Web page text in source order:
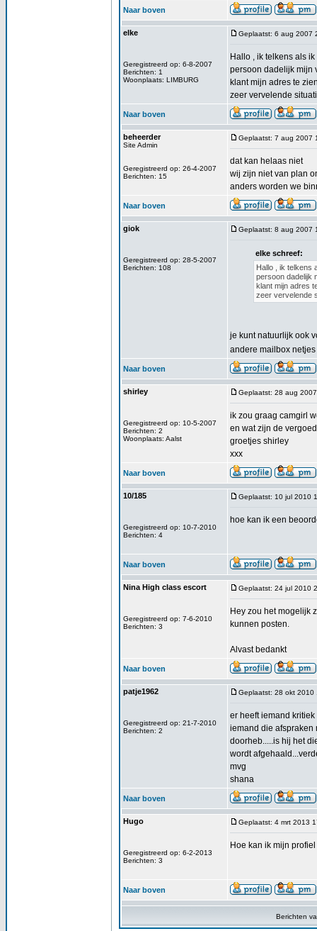
Naar boven
elke
Geregistreerd op: 6-8-2007
Berichten: 1
Woonplaats: LIMBURG
Geplaatst: 6 aug 2007
Hallo , ik telkens als
persoon dadelijk mijn
klant mijn adres te
zeer vervelende
Naar boven
beheerder
Site Admin
Geregistreerd op: 26-4-2007
Berichten: 15
Geplaatst: 7 aug 2007
dat kan helaas niet
wij zijn niet van plan
anders worden we
Naar boven
giok
Geregistreerd op: 28-5-2007
Berichten: 108
Geplaatst: 8 aug 2007
elke schreef:
Hallo , ik telkens
persoon dadelijk
klant mijn adres
zeer vervelende
je kunt natuurlijk ook
andere mailbox netjes
Naar boven
shirley
Geregistreerd op: 10-5-2007
Berichten: 2
Woonplaats: Aalst
Geplaatst: 28 aug
ik zou graag camgirl
en wat zijn de
groetjes shirley
xxx
Naar boven
10/185
Geregistreerd op: 10-7-2010
Berichten: 4
Geplaatst: 10 jul 2010
hoe kan ik een
Naar boven
Nina High class escort
Geregistreerd op: 7-6-2010
Berichten: 3
Geplaatst: 24 jul 2010
Hey zou het mogelijk
kunnen posten.
Alvast bedankt
Naar boven
patje1962
Geregistreerd op: 21-7-2010
Berichten: 2
Geplaatst: 28 okt 2010
er heeft iemand
iemand die afspraken
doorheb.....is hij het
wordt
mvg
shana
Naar boven
Hugo
Geregistreerd op: 6-2-2013
Berichten: 3
Geplaatst: 4 mrt 2013
Hoe kan ik mijn
Naar boven
Berichten